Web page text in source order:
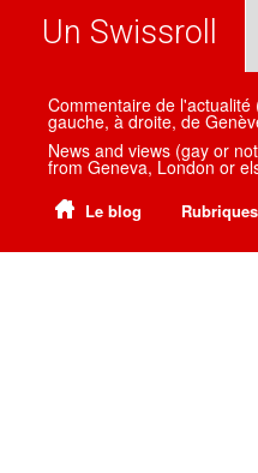
Un Swissroll
Commentaire de
gauche, à droite, de
News and views (gay or
from Geneva, London or
Le blog Rubriques